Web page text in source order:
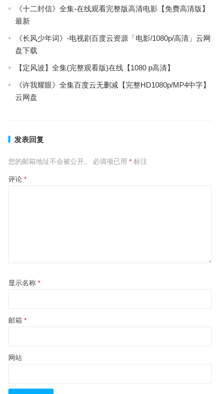
《十二封信》全集-在线观看完整版高清电影【免费高清版】
最新
《长风少年词》-电视剧百度云资源「电影/1080p/高清」云网
盘下载
【定风波】全集(完整观看版)在线【1080 p高清】
《许我耀眼》全集百度云无删减【完整HD1080p/MP4中字】
云网盘
发表回复
您的邮箱地址不会被公开。 必填项已用 *标注
评论 *
显示名称 *
邮箱 *
网站